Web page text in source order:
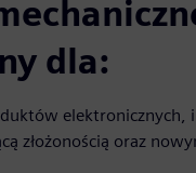
dla:
elektronicznych,
złożonością oraz